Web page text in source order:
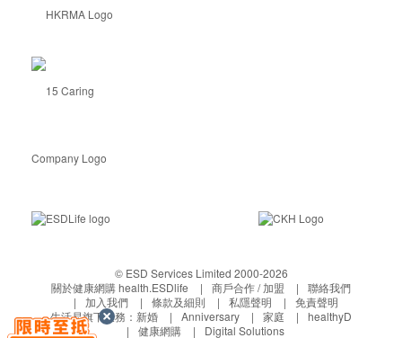
© ESD Services Limited 2000-2026
關於健康網購 health.ESDlife
商戶合作 / 加盟
聯絡我們
加入我們
條款及細則 私隱聲明
免責聲明
生活易旗下業務： 新婚 Anniversary 家庭
healthyD
健康網購
Digital Solutions